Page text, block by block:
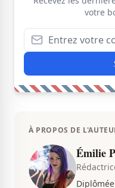
votre
À PROPOS DE
Émilie